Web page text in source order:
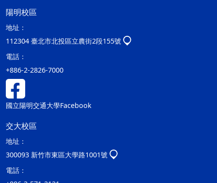
陽明校區
地址：
112304 臺北市北投區立農街2段155號
電話：
+886-2-2826-7000
國立陽明交通大學Facebook
交大校區
地址：
300093 新竹市東區大學路1001號
電話：